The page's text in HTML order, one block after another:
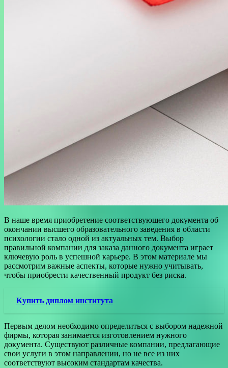
В наше время приобретение соответствующего документа об
окончании высшего образовательного заведения в области
психологии стало одной из актуальных тем. Выбор
правильной компании для заказа данного документа играет
ключевую роль в успешной карьере. В этом материале мы
рассмотрим важные аспекты, которые нужно учитывать,
чтобы приобрести качественный продукт без риска.
Купить диплом института
Первым делом необходимо определиться с выбором надежной
фирмы, которая занимается изготовлением нужного
документа. Существуют различные компании, предлагающие
свои услуги в этом направлении, но не все из них
соответствуют высоким стандартам качества.